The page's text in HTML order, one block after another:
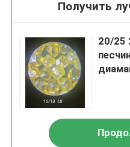
Получить
20/25